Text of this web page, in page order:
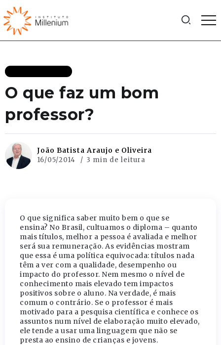
O que faz um bom
professor?
João Batista Araujo e Oliveira
16/05/2014 3 min de leitura
O que significa saber muito bem o que se
ensina? No Brasil, cultuamos o diploma – quanto
mais títulos, melhor a pessoa é avaliada e melhor
será sua remuneração. As evidências mostram
que essa é uma política equivocada: títulos nada
têm a ver com a qualidade, desempenho ou
impacto do professor. Nem mesmo o nível de
conhecimento mais elevado tem impactos
positivos sobre o aluno. Na verdade, é mais
comum o contrário. Se o professor é mais
motivado para a pesquisa científica e conhece os
assuntos num nível de elaboração muito elevado,
ele tende a usar uma linguagem que não se
presta ao ensino de crianças e jovens.